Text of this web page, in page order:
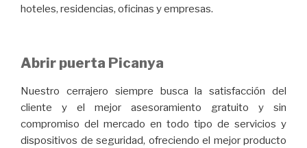
hoteles, residencias, oficinas y empresas.
Abrir puerta Picanya
Nuestro cerrajero siempre busca la satisfacción del
cliente y el mejor asesoramiento gratuito y sin
compromiso del mercado en todo tipo de servicios y
dispositivos de seguridad, ofreciendo el mejor producto